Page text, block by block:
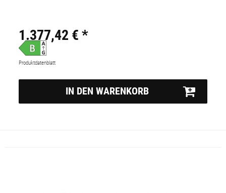
Produktdatenblatt
1.377,42 € *
IN DEN WARENKORB